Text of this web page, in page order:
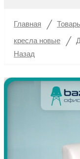
Главная /
кресла новые
/
Назад